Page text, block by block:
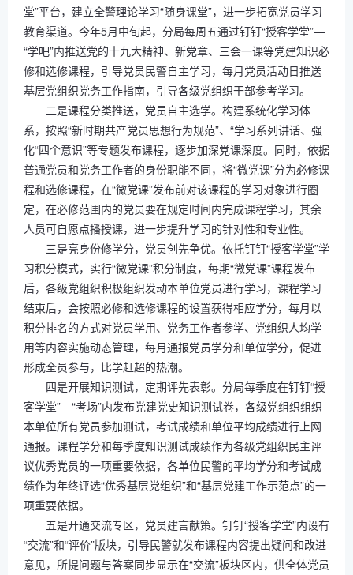
堂”平台，建立全警理论学习“随身课堂”，进一步拓宽党员学习
教育渠道。今年5月中旬起，分局每周五通过钉钉“授客学堂”—
“学吧”内推送党的十九大精神、新党章、三会一课等党建知识必
修和选修课程，引导党员民警自主学习，每月党员活动日推送
基层党组织党务工作指南，引导各级党组织干部参考学习。
二是课程分类推送，党员自主选学。构建系统化学习体
系，按照“新时期共产党员思想行为规范”、“学习系列讲话、强
化“四个意识”等专题发布课程，逐步加深党课深度。同时，依据
普通党员和党务工作者的身份职能不同，将“微党课”分为必修课
程和选修课程，在“微党课”发布前对该课程的学习对象进行圈
定，在必修范围内的党员要在规定时间内完成课程学习，其余
人员可自愿点播授课，进一步提升学习的针对性和专业性。
三是亮身份修学分，党员创先争优。依托钉钉“授客学堂”学
习积分模式，实行“微党课”积分制度，每期“微党课”课程发布
后，各级党组织积极组织发动本单位党员进行学习，课程学习
结束后，会按照必修和选修课程的设置获得相应学分，每月以
积分排名的方式对党员学用、党务工作者参学、党组织人均学
用等内容实施动态管理，每月通报党员学分和单位学分，促进
形成全员参与，比学赶超的热潮。
四是开展知识测试，定期评先表彰。分局每季度在钉钉“授
客学堂”—“考场”内发布党建党史知识测试卷，各级党组织组织
本单位所有党员参加测试，考试成绩和单位平均成绩进行上网
通报。课程学分和每季度知识测试成绩作为各级党组织民主评
议优秀党员的一项重要依据，各单位民警的平均学分和考试成
绩作为年终评选“优秀基层党组织”和“基层党建工作示范点”的一
项重要依据。
五是开通交流专区，党员建言献策。钉钉“授客学堂”内设有
“交流”和“评价”版块，引导民警就发布课程内容提出疑问和改进
意见，所提问题与答案同步显示在“交流”板块区内，供全体党员